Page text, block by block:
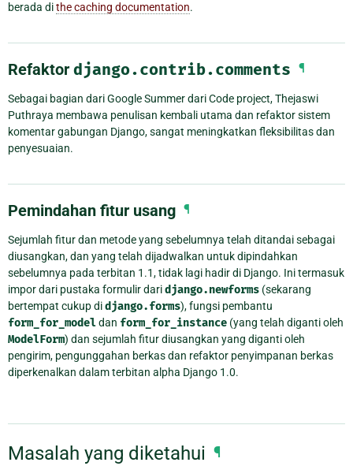
berada dithe caching documentation.
Refaktor django.contrib.comments ¶
Sebagai bagian dari Google Summer dari Code project, Thejaswi
Puthraya membawa penulisan kembali utama dan refaktor sistem
komentar gabungan Django, sangat meningkatkan fleksibilitas dan
penyesuaian.
Pemindahan fitur usang ¶
Sejumlah fitur dan metode yang sebelumnya telah ditandai sebagai
diusangkan, dan yang telah dijadwalkan untuk dipindahkan
sebelumnya pada terbitan 1.1, tidak lagi hadir di Django. Ini termasuk
impor dari pustaka formulir daridjango.newforms (sekarang
bertempat cukup didjango.forms), fungsi pembantu
form_for_modeldan form_for_instance (yang telah diganti oleh
ModelForm) dan sejumlah fitur diusangkan yang diganti oleh
pengirim, pengunggahan berkas dan refaktor penyimpanan berkas
diperkenalkan dalam terbitan alpha Django 1.0.
Masalah yang diketahui ¶